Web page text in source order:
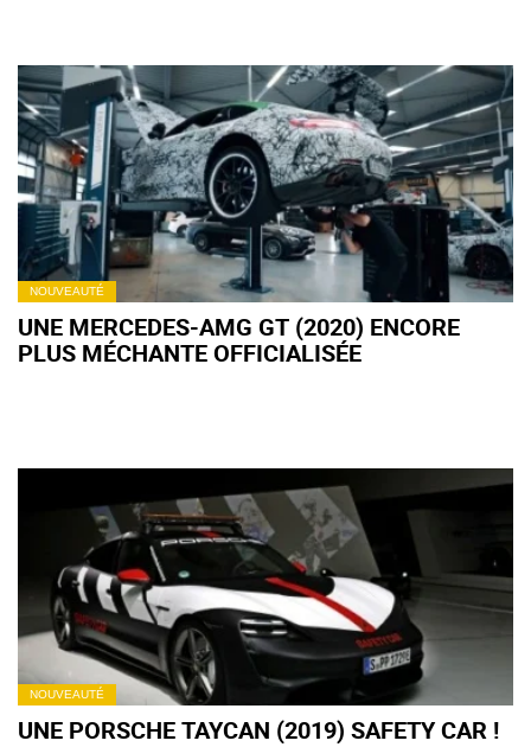
NOUVEAUTÉ
UNE MERCEDES-AMG GT (2020) ENCORE
PLUS MÉCHANTE OFFICIALISÉE
NOUVEAUTÉ
UNE PORSCHE TAYCAN (2019) SAFETY CAR !